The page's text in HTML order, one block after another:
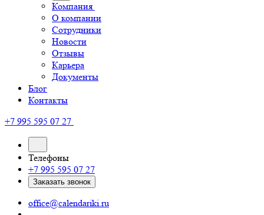
Компания
О компании
Сотрудники
Новости
Отзывы
Карьера
Документы
Блог
Контакты
+7 995 595 07 27
Телефоны
+7 995 595 07 27
Заказать звонок
office@calendariki.ru